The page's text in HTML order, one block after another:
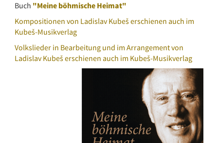
Buch "Meine böhmische Heimat"
Kompositionen von Ladislav Kubeš erschienen auch im
Kubeš-Musikverlag
Volkslieder in Bearbeitung und im Arrangement von
Ladislav Kubeš erschienen auch im Kubeš-Musikverlag